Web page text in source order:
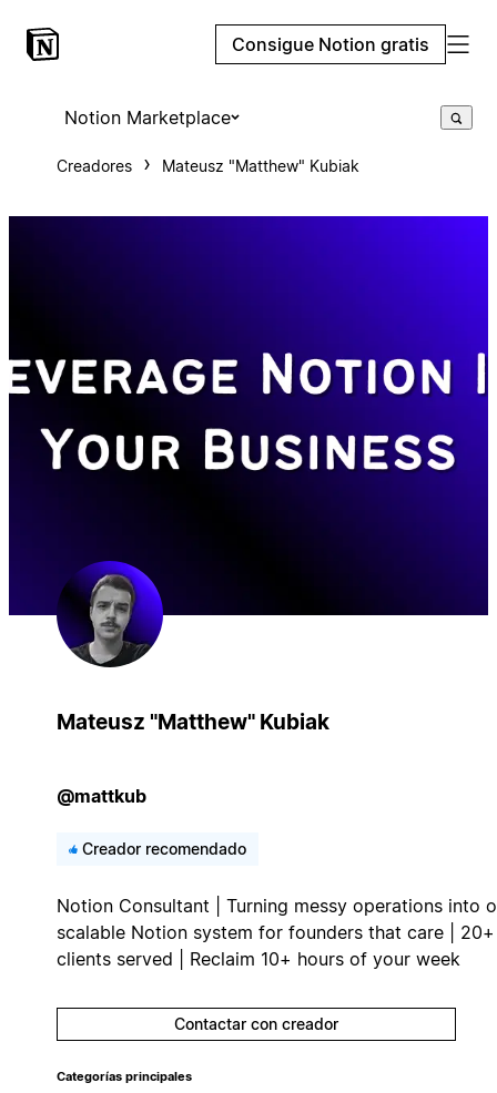
Consigue Notion gratis
Notion Marketplace
Creadores Mateusz "Matthew" Kubiak
Mateusz "Matthew" Kubiak
@mattkub
Creador recomendado
Notion Consultant | Turning messy operations into
scalable Notion system for founders that care | 20+
clients served | Reclaim 10+ hours of your week
Contactar con creador
Categorías principales